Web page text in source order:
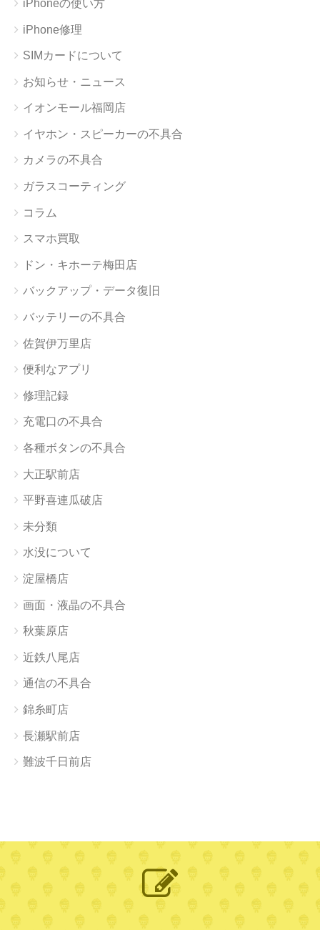
iPhoneの使い方
iPhone修理
SIMカードについて
お知らせ・ニュース
イオンモール福岡店
イヤホン・スピーカーの不具合
カメラの不具合
ガラスコーティング
コラム
スマホ買取
ドン・キホーテ梅田店
バックアップ・データ復旧
バッテリーの不具合
佐賀伊万里店
便利なアプリ
修理記録
充電口の不具合
各種ボタンの不具合
大正駅前店
平野喜連瓜破店
未分類
水没について
淀屋橋店
画面・液晶の不具合
秋葉原店
近鉄八尾店
通信の不具合
錦糸町店
長瀬駅前店
難波千日前店